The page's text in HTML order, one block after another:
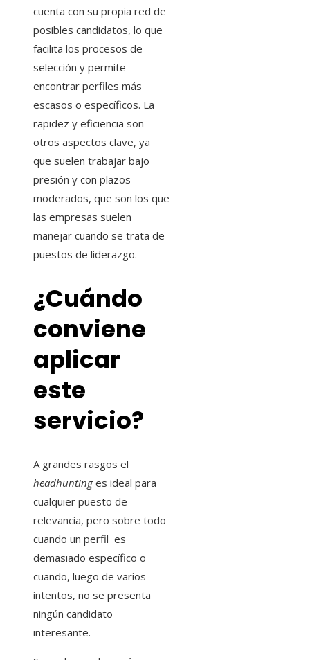
cuenta con su propia red de
posibles candidatos, lo que
facilita los procesos de
selección y permite
encontrar perfiles más
escasos o específicos. La
rapidez y eficiencia son
otros aspectos clave, ya
que suelen trabajar bajo
presión y con plazos
moderados, que son los que
las empresas suelen
manejar cuando se trata de
puestos de liderazgo.
¿Cuándo
conviene
aplicar
este
servicio?
A grandes rasgos el
headhuntinges ideal para
cualquier puesto de
relevancia, pero sobre todo
cuando un perfil es
demasiado específico o
cuando, luego de varios
intentos, no se presenta
ningún candidato
interesante.